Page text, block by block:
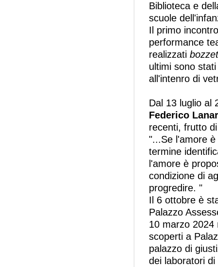
Biblioteca e
scuole
Il primo
performance
realizzati
ultimi sono
all'intenro di
Dal 13 luglio al
Federico
recenti, frutto
"...Se l'amore
termine
l'amore è
condizione di
progredire. "
Il 6 ottobre è
Palazzo
10 marzo 2024
scoperti a
palazzo di
dei laboratori